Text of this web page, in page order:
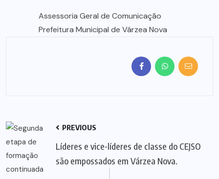
Assessoria Geral de Comunicação
Prefeitura Municipal de Várzea Nova
PREVIOUS
Líderes e vice-líderes de classe do CEJSO
são empossados em Várzea Nova.